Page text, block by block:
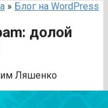
» Блог на WordPress
долой
Ляшенко